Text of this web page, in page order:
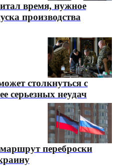
время, нужное
производства
столкнуться с
серьезных неудач
переброски